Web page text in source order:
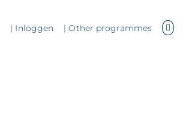
| Inloggen | Other programmes